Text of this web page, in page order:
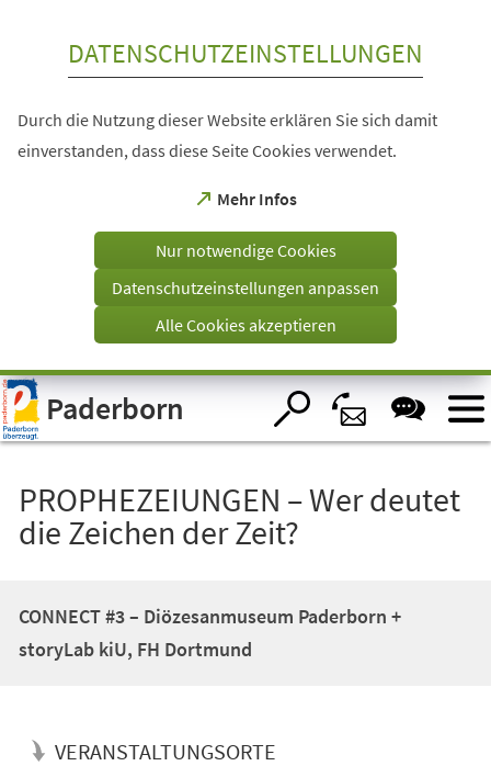
Visuelle
Assistenzsoftware
öffnen.
DATENSCHUTZEINSTELLUNGEN
Durch die Nutzung dieser Website erklären Sie sich damit
einverstanden, dass diese Seite Cookies verwendet.
Mehr Infos
(Öffnet
einem
Tab)
Nur notwendige Cookies
Datenschutzeinstellungen anpassen
Alle Cookies akzeptieren
Paderborn
PROPHEZEIUNGEN – Wer deutet
die Zeichen der Zeit?
CONNECT #3 – Diözesanmuseum Paderborn +
storyLab kiU, FH Dortmund
VERANSTALTUNGSORTE